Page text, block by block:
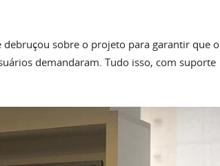
debruçou sobre o projeto para garantir que o
demandaram. Tudo isso, com suporte